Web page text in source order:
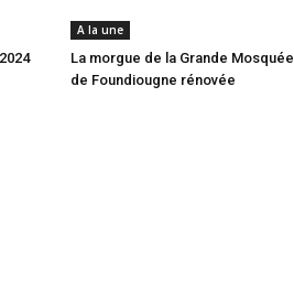
A la une
La morgue de la Grande Mosquée
de Foundiougne rénovée